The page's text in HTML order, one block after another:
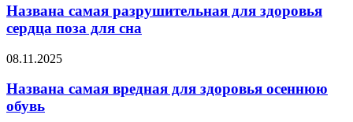
за
бессонницы
разрушительная
для
здоровья
поза
сна
Названа самая разрушительная для здоровья
сердца поза для сна
Названа
вредная
для
здоровья
08.11.2025
Названа самая вредная для здоровья осеннюю
обувь